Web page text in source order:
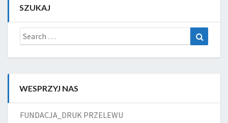
SZUKAJ
Search
for:
WESPRZYJ NAS
FUNDACJA_DRUK PRZELEWU